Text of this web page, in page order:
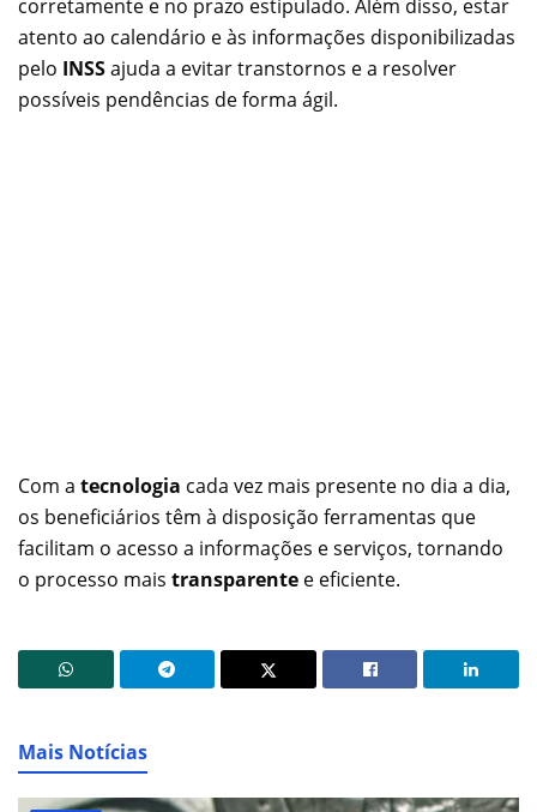
corretamente e no prazo estipulado. Além disso, estar
atento ao calendário e às informações disponibilizadas
pelo INSSajuda a evitar transtornos e a resolver
possíveis pendências de forma ágil.
Com a tecnologia cada vez mais presente no dia a dia,
os beneficiários têm à disposição ferramentas que
facilitam o acesso a informações e serviços, tornando
o processo mais transparente e eficiente.
Mais Notícias